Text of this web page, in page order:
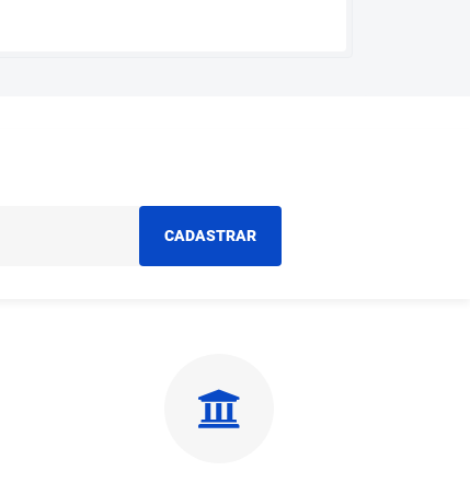
CADASTRAR